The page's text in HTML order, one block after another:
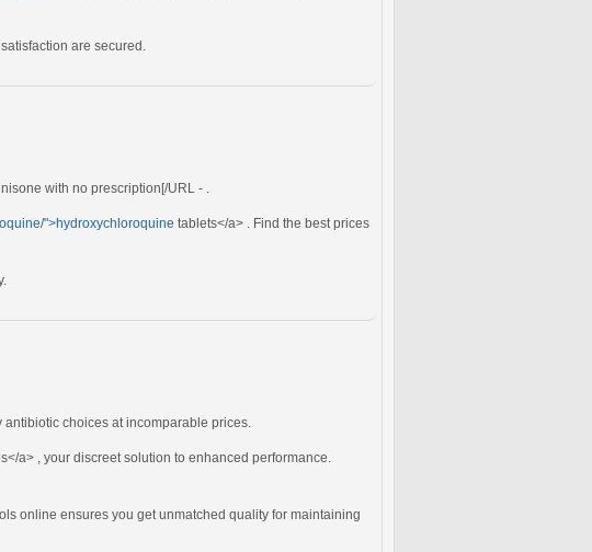
are secured.
with no prescription[/URL - .
">hydroxychloroquine tablets</a> . Find the best prices
choices at incomparable prices.
a> , your discreet solution to enhanced performance.
online ensures you get unmatched quality for maintaining